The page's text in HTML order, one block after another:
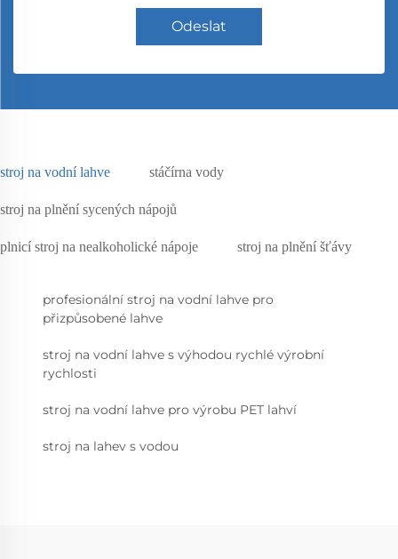
Odeslat
stroj na vodní lahve stáčírna vody
stroj na plnění sycených nápojů
plnicí stroj na nealkoholické nápoje stroj na plnění šťávy
profesionální stroj na vodní lahve pro
přizpůsobené lahve
stroj na vodní lahve s výhodou rychlé výrobní
rychlosti
stroj na vodní lahve pro výrobu PET lahví
stroj na lahev s vodou